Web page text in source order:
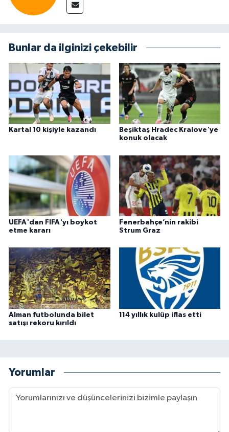
Bunlar da ilginizi çekebilir
Kartal 10 kişiyle kazandı
Beşiktaş Hradec Kralove'ye
konuk olacak
UEFA'dan FIFA'yı boykot
etme kararı
Fenerbahçe’nin rakibi
Strum Graz
Alman futbolunda bilet
satışı rekoru kırıldı
114 yıllık kulüp iflas etti
Yorumlar